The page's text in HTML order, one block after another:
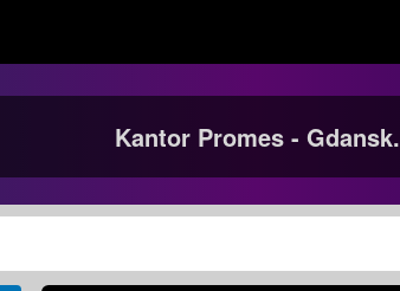
Kantor Promes - Gdansk.